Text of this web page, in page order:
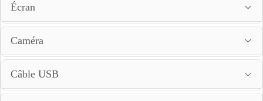
Écran
Caméra
Câble USB